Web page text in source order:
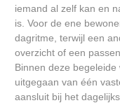
iemand al zelf kan en
is. Voor de ene
dagritme, terwijl een
overzicht of een
Binnen deze
uitgegaan van één
aansluit bij het